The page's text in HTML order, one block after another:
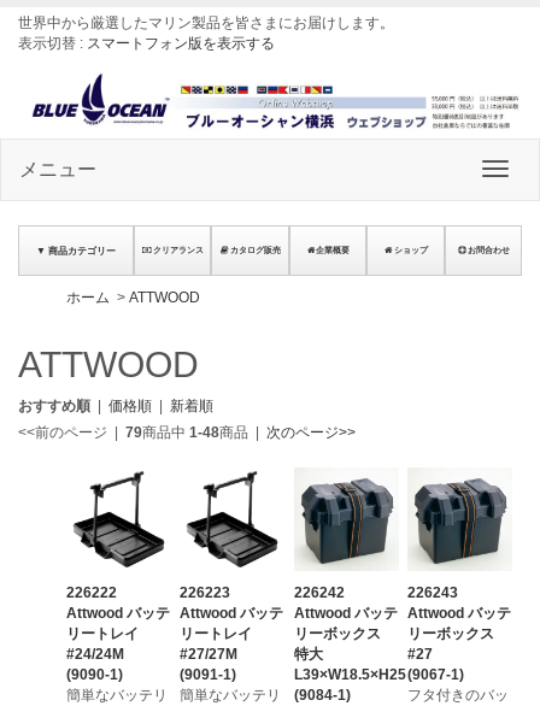
世界中から厳選したマリン製品を皆さまにお届けします。
表示切替 : スマートフォン版を表示する
メニュー
▼ 商品カテゴリー クリアランス カタログ販売 企業概要 ショップ お問合わせ
ホーム > ATTWOOD
ATTWOOD
おすすめ順 | 価格順 | 新着順
<<前のページ | 79商品中 1-48商品 | 次のページ>>
226222
Attwood バッテ
リートレイ
#24/24M
(9090-1)
簡単なバッテリ
226223
Attwood バッテ
リートレイ
#27/27M
(9091-1)
簡単なバッテリ
226242
Attwood バッテ
リーボックス
特大
L39×W18.5×H25
(9084-1)
226243
Attwood バッテ
リーボックス
#27
(9067-1)
フタ付きのバッ